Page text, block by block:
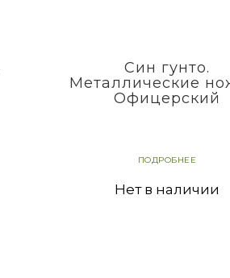
Син гунто.
Металлические
Офицерский
ПОДРОБНЕЕ
Нет в наличии